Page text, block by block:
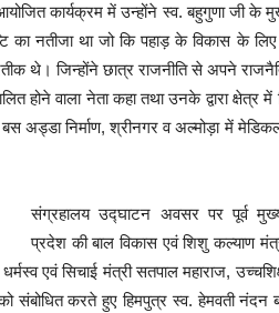
कार्यक्रम में उन्होंने स्व. बहुगुणा जी के
का नतीजा था जो कि पहाड़ के विकास के
थे। जिन्होंने छात्र राजनीति से अपने
होने वाला नेता कहा तथा उनके द्वारा क्षेत्र में
बस अड्डा निर्माण, श्रीनगर व अल्मोड़ा में
संग्रहालय उद्घाटन अवसर पर पूर्व
प्रदेश की बाल विकास एवं शिशु कल्याण
एवं सिचाई मंत्री सतपाल महाराज,
संबोधित करते हुए हिमपुत्र स्व. हेमवती नंदन